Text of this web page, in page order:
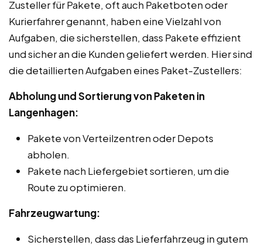
Zusteller für Pakete, oft auch Paketboten oder
Kurierfahrer genannt, haben eine Vielzahl von
Aufgaben, die sicherstellen, dass Pakete effizient
und sicher an die Kunden geliefert werden. Hier sind
die detaillierten Aufgaben eines Paket-Zustellers:
Abholung und Sortierung von Paketen in
Langenhagen:
Pakete von Verteilzentren oder Depots
abholen.
Pakete nach Liefergebiet sortieren, um die
Route zu optimieren.
Fahrzeugwartung:
Sicherstellen, dass das Lieferfahrzeug in gutem